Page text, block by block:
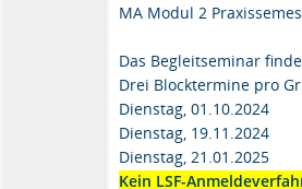
MA Modul 2
Das Begleitseminar
Drei Blocktermine pro
Dienstag, 01.10.2024
Dienstag, 19.11.2024
Dienstag, 21.01.2025
Kein LSF-